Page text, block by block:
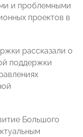
и проблемными
проектов в
рассказали о
поддержки
Большого